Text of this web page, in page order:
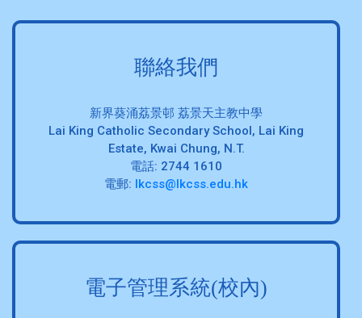
聯絡我們
新界葵涌荔景邨 荔景天主教中學
Lai King Catholic Secondary School, Lai King
Estate, Kwai Chung, N.T.
電話: 2744 1610
電郵: lkcss@lkcss.edu.hk
電子管理系統(校內)